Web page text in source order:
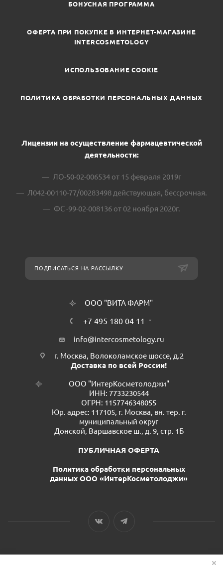
БОНУСНАЯ ПРОГРАММА
ОФЕРТА ПРИ ПОКУПКЕ В ИНТЕРНЕТ-МАГАЗИНЕ
INTERCOSMETOLOGY
ИСПОЛЬЗОВАНИЕ COOKIE
ПОЛИТИКА ОБРАБОТКИ ПЕРСОНАЛЬНЫХ ДАННЫХ
Лицензии на осуществление фармацевтической
деятельности:
ЛО-50-02-006534 от 15 февраля 2019г
Л042-00110-77/00283498 действующая, бессрочная.
ФС -99-02-008136 от 02 ноября 2020г.
ПОДПИСАТЬСЯ НА РАССЫЛКУ
ООО "ВИТА ФАРМ"
+7 495 180 04 11
info@intercosmetology.ru
г. Москва, Волоколамское шоссе, д.2
Доставка по всей России!
ООО "ИнтерКосметолоджи"
ИНН: 7733230544
ОГРН: 1157746348055
Юр. адрес: 117105, г. Москва, вн. тер. г.
муниципальный округ
Донской, Варшавское ш., д. 9, стр. 1Б
ПУБЛИЧНАЯ ОФЕРТА
Политика обработки персональных
данных ООО «ИнтерКосметолоджи»